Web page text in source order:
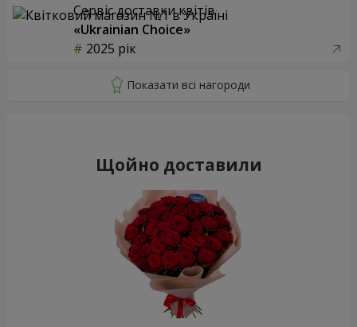
Сервіс доставки квітів
«Ukrainian Choice»
2025 рік
Щойно доставили